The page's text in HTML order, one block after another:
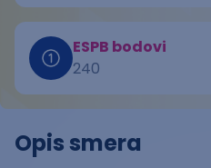
ESPB bodovi
240
Opis smera